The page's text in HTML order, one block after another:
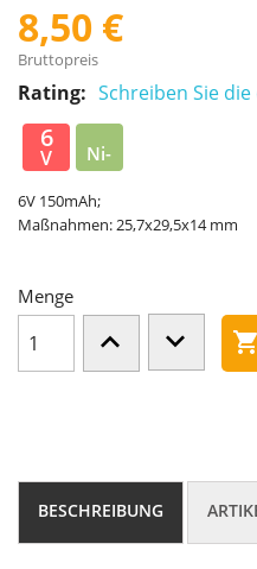
8,50 €
Bruttopreis
Rating: Schreiben Sie
6
V
Ni-
MH
6V 150mAh;
Maßnahmen: 25,7x29,5x14 mm
Menge

BESCHREIBUNG